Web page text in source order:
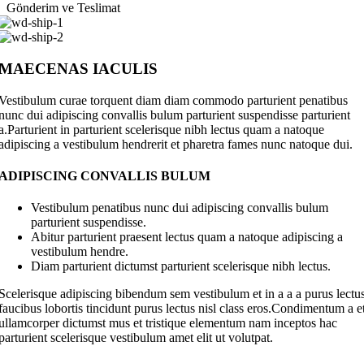
Gönderim ve Teslimat
IACULIS
curae torquent diam diam commodo parturient penatibus
dui adipiscing convallis bulum parturient suspendisse parturient
in parturient scelerisque nibh lectus quam a natoque
a vestibulum hendrerit et pharetra fames nunc natoque dui.
CONVALLIS BULUM
Vestibulum penatibus nunc dui adipiscing convallis bulum
parturient suspendisse.
Abitur parturient praesent lectus quam a natoque adipiscing a
vestibulum hendre.
Diam parturient dictumst parturient scelerisque nibh lectus.
adipiscing bibendum sem vestibulum et in a a a purus
lobortis tincidunt purus lectus nisl class eros.Condimentum a
dictumst mus et tristique elementum nam inceptos hac
scelerisque vestibulum amet elit ut volutpat.